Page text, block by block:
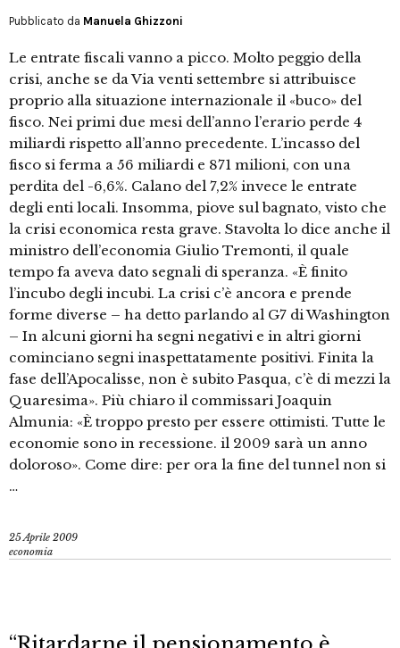
Pubblicato da Manuela Ghizzoni
Le entrate fiscali vanno a picco. Molto peggio della
crisi, anche se da Via venti settembre si attribuisce
proprio alla situazione internazionale il «buco» del
fisco. Nei primi due mesi dell’anno l’erario perde 4
miliardi rispetto all’anno precedente. L’incasso del
fisco si ferma a 56 miliardi e 871 milioni, con una
perdita del -6,6%. Calano del 7,2% invece le entrate
degli enti locali. Insomma, piove sul bagnato, visto che
la crisi economica resta grave. Stavolta lo dice anche il
ministro dell’economia Giulio Tremonti, il quale
tempo fa aveva dato segnali di speranza. «È finito
l’incubo degli incubi. La crisi c’è ancora e prende
forme diverse – ha detto parlando al G7 di Washington
– In alcuni giorni ha segni negativi e in altri giorni
cominciano segni inaspettatamente positivi. Finita la
fase dell’Apocalisse, non è subito Pasqua, c’è di mezzi la
Quaresima». Più chiaro il commissari Joaquin
Almunia: «È troppo presto per essere ottimisti. Tutte le
economie sono in recessione. il 2009 sarà un anno
doloroso». Come dire: per ora la fine del tunnel non si
…
25 Aprile 2009
economia